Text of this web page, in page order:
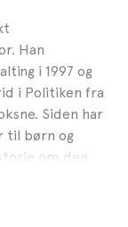
Han
i 1997 og
i Politiken fra
Siden har
til børn og
om den
og også om